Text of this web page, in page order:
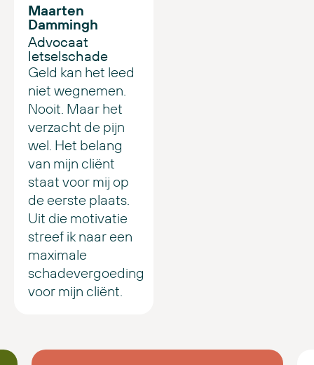
Maarten
Dammingh
Advocaat
letselschade
Geld kan het leed
niet wegnemen.
Nooit. Maar het
verzacht de pijn
wel. Het belang
van mijn cliënt
staat voor mij op
de eerste plaats.
Uit die motivatie
streef ik naar een
maximale
schadevergoeding
voor mijn cliënt.